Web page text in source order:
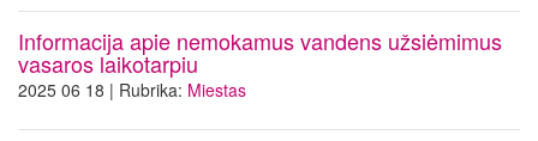
Informacija apie nemokamus vandens užsiėmimus
vasaros laikotarpiu
2025 06 18 | Rubrika: Miestas